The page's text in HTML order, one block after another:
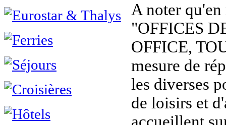
A noter
"OFFICES
OFFICE,
mesure de
les diverses
de loisirs et